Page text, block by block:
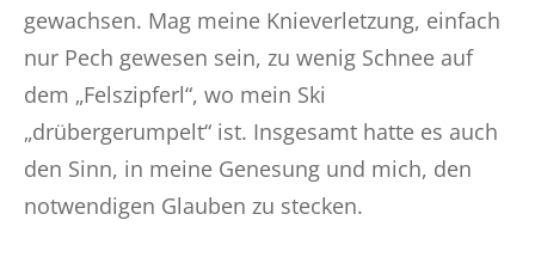
gewachsen. Mag meine Knieverletzung, einfach
nur Pech gewesen sein, zu wenig Schnee auf
dem „Felszipferl“, wo mein Ski
„drübergerumpelt“ ist. Insgesamt hatte es auch
den Sinn, in meine Genesung und mich, den
notwendigen Glauben zu stecken.